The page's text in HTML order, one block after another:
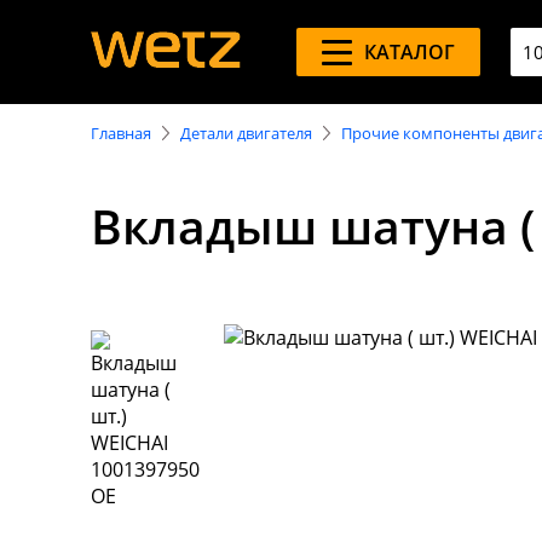
КАТАЛОГ
Главная Детали двигателя Прочие компоненты
Вкладыш шатуна (